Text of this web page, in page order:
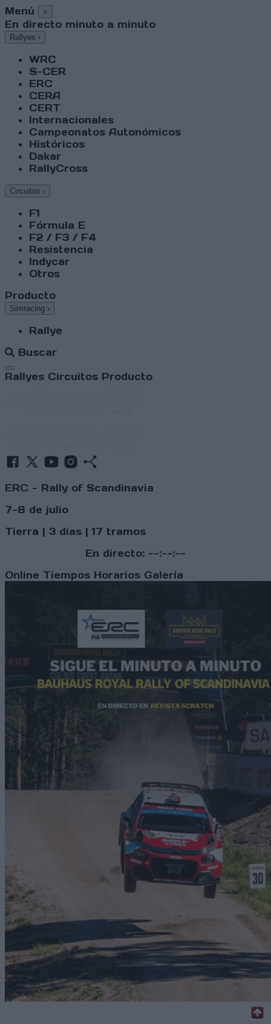
Menú ×
En directo minuto a minuto
Rallyes ›
WRC
S-CER
ERC
CERA
CERT
Internacionales
Campeonatos Autonómicos
Históricos
Dakar
RallyCross
Circuitos ›
F1
Fórmula E
F2 / F3 / F4
Resistencia
Indycar
Otros
Producto
Simracing ›
Rallye
Buscar
Abrir menú
Rallyes Circuitos Producto
ERC - Rally of Scandinavia
7-8 de julio
Tierra | 3 dias | 17 tramos
En directo: --:--:--
Online Tiempos Horarios Galería